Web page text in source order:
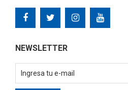
NEWSLETTER